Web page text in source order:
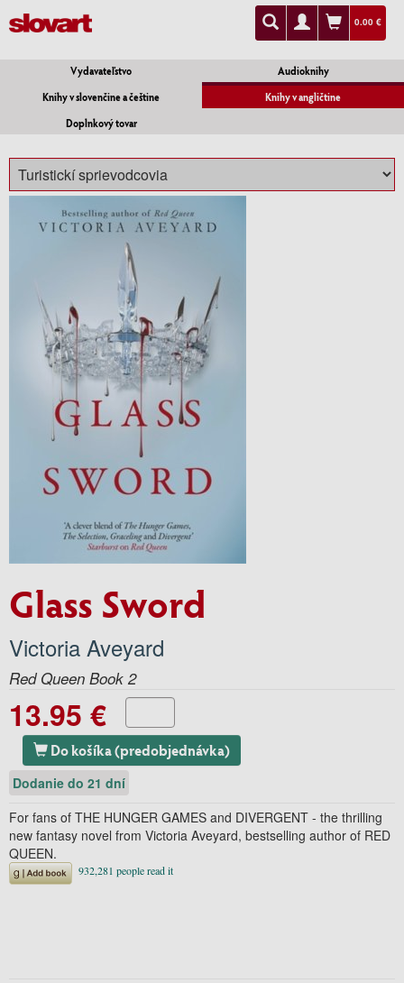
0.00 €
Vydavateľstvo
Audioknihy
Knihy v slovenčine a češtine
Knihy v angličtine
Doplnkový tovar
Glass Sword
Victoria Aveyard
Red Queen Book 2
13.95 €
Do košíka (predobjednávka)
Dodanie do 21 dní
For fans of THE HUNGER GAMES and DIVERGENT - the thrilling
new fantasy novel from Victoria Aveyard, bestselling author of RED
QUEEN.